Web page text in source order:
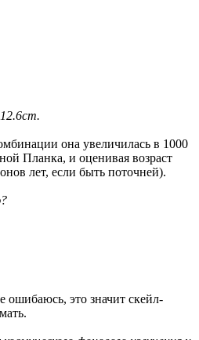
она увеличилась в 1000
Планка, и оценивая возраст
лет, если быть поточней).
ошибаюсь, это значит скейл-